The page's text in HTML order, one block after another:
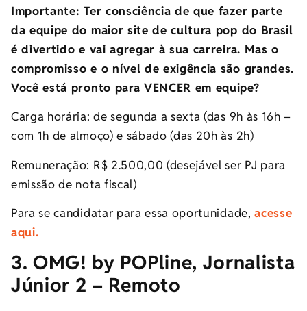
Importante: Ter consciência de que fazer parte
da equipe do maior site de cultura pop do Brasil
é divertido e vai agregar à sua carreira. Mas o
compromisso e o nível de exigência são grandes.
Você está pronto para VENCER em equipe?
Carga horária: de segunda a sexta (das 9h às 16h –
com 1h de almoço) e sábado (das 20h às 2h)
Remuneração: R$ 2.500,00 (desejável ser PJ para
emissão de nota fiscal)
Para se candidatar para essa oportunidade,acesse
aqui.
3. OMG! by POPline, Jornalista
Júnior 2 – Remoto